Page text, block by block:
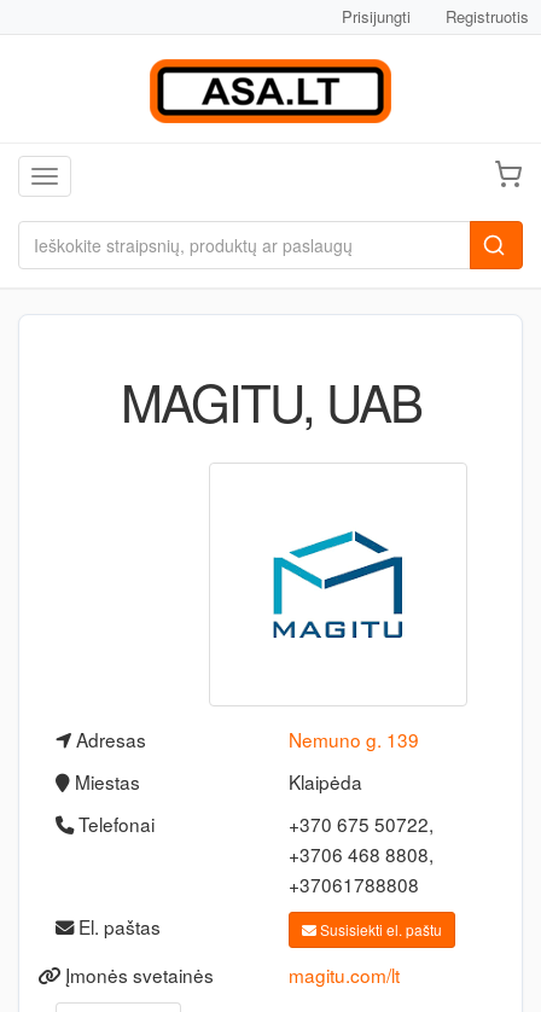
Prisijungti Registruotis
Toggle navigation
MAGITU, UAB
Adresas
Nemuno g. 139
Miestas
Klaipėda
Telefonai
+370 675 50722,
+3706 468 8808,
+37061788808
El. paštas
Susisiekti el. paštu
Įmonės svetainės magitu.com/lt